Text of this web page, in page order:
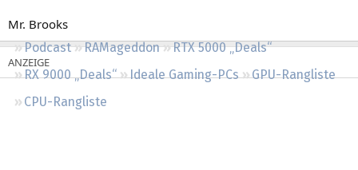
Podcast RAMageddon
RTX 5000 „Deals“
RX 9000 „Deals“
Ideale Gaming-PCs
GPU-Rangliste
CPU-Rangliste
Mr. Brooks